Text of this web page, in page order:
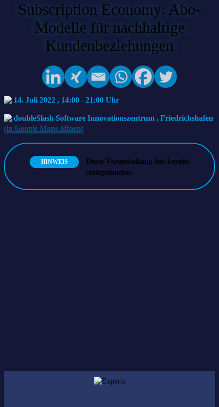
Subscription Economy: Abo-
Modelle für nachhaltige
Kundenbeziehungen
14. Juli 2022 , 14:00 - 21:00
doubleSlash Software Innovationszentrum , Friedrichshafen
(in Google Maps öffnen)
HINWEIS
Diese Veranstaltung hat bereits
stattgefunden.